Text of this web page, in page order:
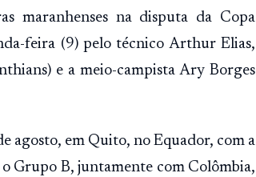
maranhenses na disputa da Copa
feira (9) pelo técnico Arthur Elias,
e a meio-campista Ary Borges
agosto, em Quito, no Equador, com a
Grupo B, juntamente com Colômbia,